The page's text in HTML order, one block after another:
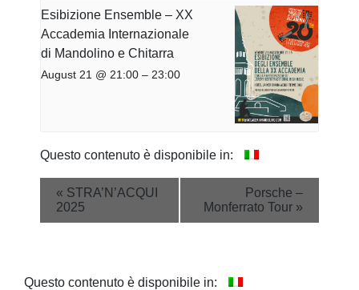
Esibizione Ensemble – XX
Accademia Internazionale
di Mandolino e Chitarra
August 21 @ 21:00 – 23:00
Questo contenuto è disponibile in:
Event
Navigation
« STRA’N’ACQUI
2025
Porsche –
Monferrato Tour »
Questo contenuto è disponibile in: